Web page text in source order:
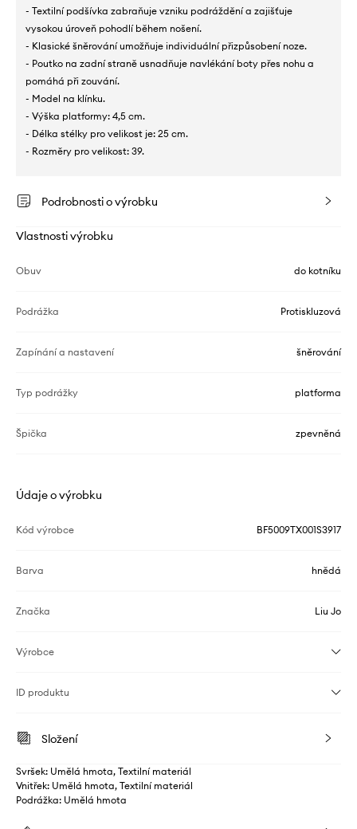
- Textilní podšívka zabraňuje vzniku podráždění a zajišťuje
vysokou úroveň pohodlí během nošení.
- Klasické šněrování umožňuje individuální přizpůsobení noze.
- Poutko na zadní straně usnadňuje navlékání boty přes nohu a
pomáhá při zouvání.
- Model na klínku.
- Výška platformy: 4,5 cm.
- Délka stélky pro velikost je: 25 cm.
- Rozměry pro velikost: 39.
Podrobnosti o výrobku
Vlastnosti výrobku
Obuv do kotníku
Podrážka Protiskluzová
Zapínání a nastavení šněrování
Typ podrážky platforma
Špička zpevněná
Údaje o výrobku
Kód výrobce BF5009TX001S3917
Barva hnědá
Značka Liu Jo
Výrobce
ID produktu
Složení
Svršek: Umělá hmota, Textilní materiál
Vnitřek: Umělá hmota, Textilní materiál
Podrážka: Umělá hmota